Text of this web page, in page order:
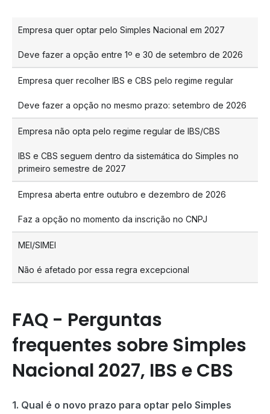
Empresa quer optar pelo Simples Nacional em 2027
Deve fazer a opção entre 1º e 30 de setembro de 2026
Empresa quer recolher IBS e CBS pelo regime regular
Deve fazer a opção no mesmo prazo: setembro de 2026
Empresa não opta pelo regime regular de IBS/CBS
IBS e CBS seguem dentro da sistemática do Simples no
primeiro semestre de 2027
Empresa aberta entre outubro e dezembro de 2026
Faz a opção no momento da inscrição no CNPJ
MEI/SIMEI
Não é afetado por essa regra excepcional
FAQ - Perguntas
frequentes sobre Simples
Nacional 2027, IBS e CBS
1. Qual é o novo prazo para optar pelo Simples